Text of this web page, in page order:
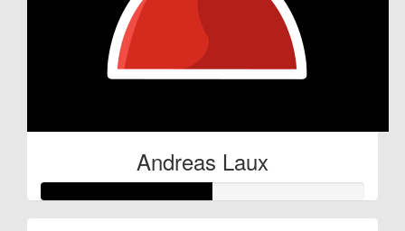
Andreas Laux